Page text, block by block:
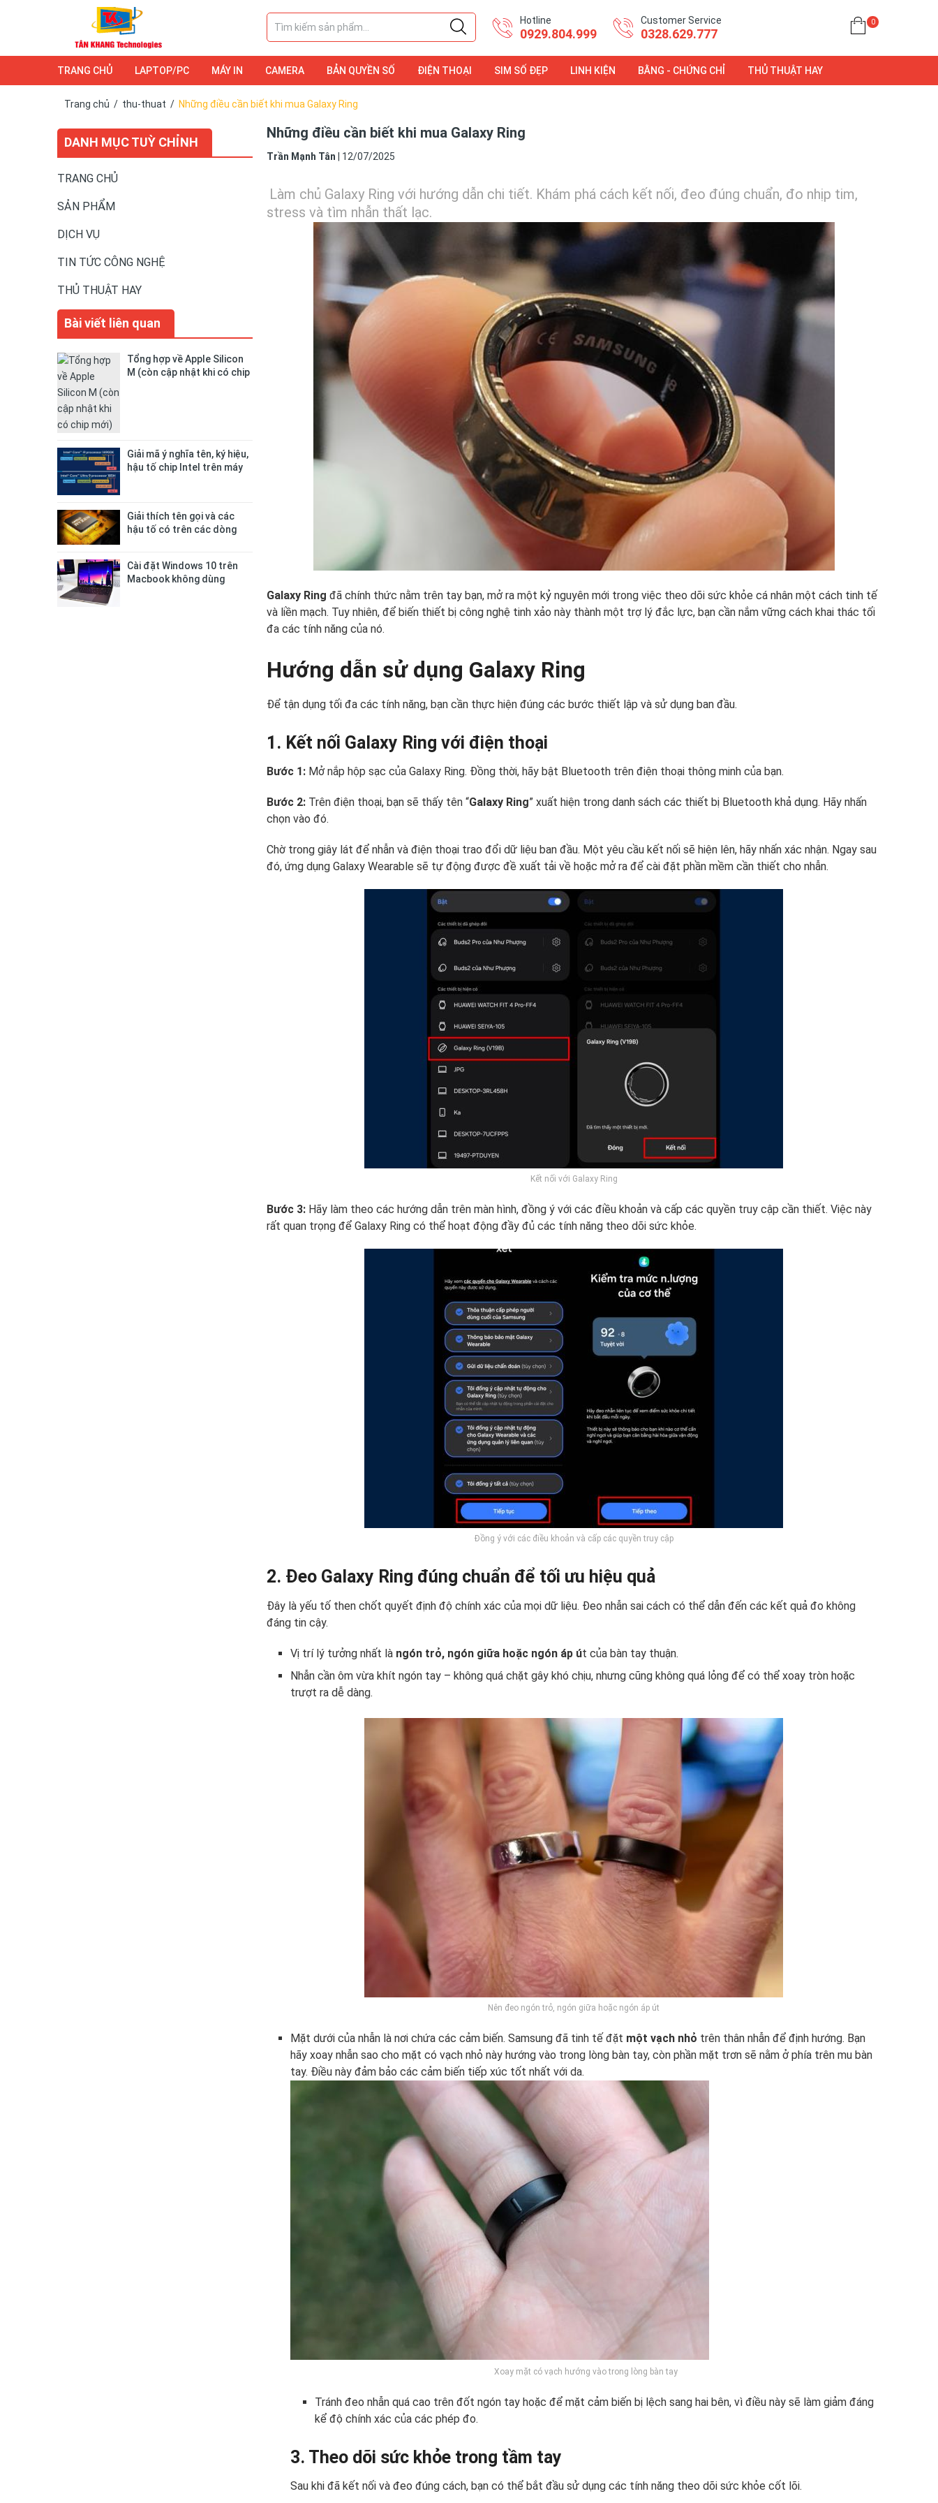
Hotline
0929.804.999
Customer Service
0328.629.777
0
TRANG CHỦ LAPTOP/PC
LAPTOP/PC
MÁY IN CAMERA
CAMERA
BẢN QUYỀN SỐ ĐIỆN THOẠI SIM SỐ ĐẸP LINH KIỆN BẰNG - CHỨNG CHỈ THỦ THUẬT HAY
DỊCH VỤ
Trang chủ / thu-thuat / Những điều cần biết khi mua Galaxy Ring
DANH MỤC TUỲ CHỈNH
TRANG CHỦ
SẢN PHẨM
DỊCH VỤ
TIN TỨC CÔNG NGHỆ
THỦ THUẬT HAY
Bài viết liên quan
Tổng hợp về Apple Silicon
M (còn cập nhật khi có chip
Giải mã ý nghĩa tên, ký hiệu,
hậu tố chip Intel trên máy
Giải thích tên gọi và các
hậu tố có trên các dòng
Cài đặt Windows 10 trên
Macbook không dùng
Những điều cần biết khi mua Galaxy Ring
Trần Mạnh Tân 12/07/2025
Làm chủ Galaxy Ring với hướng dẫn chi tiết. Khám phá cách kết nối, đeo đúng chuẩn, đo nhịp tim,
stress và tìm nhẫn thất lạc.
Galaxy Ring đã chính thức nằm trên tay bạn, mở ra một kỷ nguyên mới trong việc theo dõi sức khỏe cá nhân một cách tinh tế
và liền mạch. Tuy nhiên, để biến thiết bị công nghệ tinh xảo này thành một trợ lý đắc lực, bạn cần nắm vững cách khai thác tối
đa các tính năng của nó.
Hướng dẫn sử dụng Galaxy Ring
Để tận dụng tối đa các tính năng, bạn cần thực hiện đúng các bước thiết lập và sử dụng ban đầu.
1. Kết nối Galaxy Ring với điện thoại
Bước 1: Mở nắp hộp sạc của Galaxy Ring. Đồng thời, hãy bật Bluetooth trên điện thoại thông minh của bạn.
Bước 2: Trên điện thoại, bạn sẽ thấy tên “Galaxy Ring” xuất hiện trong danh sách các thiết bị Bluetooth khả dụng. Hãy nhấn
chọn vào đó.
Chờ trong giây lát để nhẫn và điện thoại trao đổi dữ liệu ban đầu. Một yêu cầu kết nối sẽ hiện lên, hãy nhấn xác nhận. Ngay sau
đó, ứng dụng Galaxy Wearable sẽ tự động được đề xuất tải về hoặc mở ra để cài đặt phần mềm cần thiết cho nhẫn.
Kết nối với Galaxy Ring
Bước 3: Hãy làm theo các hướng dẫn trên màn hình, đồng ý với các điều khoản và cấp các quyền truy cập cần thiết. Việc này
rất quan trọng để Galaxy Ring có thể hoạt động đầy đủ các tính năng theo dõi sức khỏe.
Đồng ý với các điều khoản và cấp các quyền truy cập
2. Đeo Galaxy Ring đúng chuẩn để tối ưu hiệu quả
Đây là yếu tố then chốt quyết định độ chính xác của mọi dữ liệu. Đeo nhẫn sai cách có thể dẫn đến các kết quả đo không
đáng tin cậy.
Vị trí lý tưởng nhất là ngón trỏ, ngón giữa hoặc ngón áp út của bàn tay thuận.
Nhẫn cần ôm vừa khít ngón tay – không quá chặt gây khó chịu, nhưng cũng không quá lỏng để có thể xoay tròn hoặc
trượt ra dễ dàng.
Nên đeo ngón trỏ, ngón giữa hoặc ngón áp út
Mặt dưới của nhẫn là nơi chứa các cảm biến. Samsung đã tinh tế đặt một vạch nhỏ trên thân nhẫn để định hướng. Bạn
hãy xoay nhẫn sao cho mặt có vạch nhỏ này hướng vào trong lòng bàn tay, còn phần mặt trơn sẽ nằm ở phía trên mu bàn
tay. Điều này đảm bảo các cảm biến tiếp xúc tốt nhất với da.
Xoay mặt có vạch hướng vào trong lòng bàn tay
Tránh đeo nhẫn quá cao trên đốt ngón tay hoặc để mặt cảm biến bị lệch sang hai bên, vì điều này sẽ làm giảm đáng
kể độ chính xác của các phép đo.
3. Theo dõi sức khỏe trong tầm tay
Sau khi đã kết nối và đeo đúng cách, bạn có thể bắt đầu sử dụng các tính năng theo dõi sức khỏe cốt lõi.